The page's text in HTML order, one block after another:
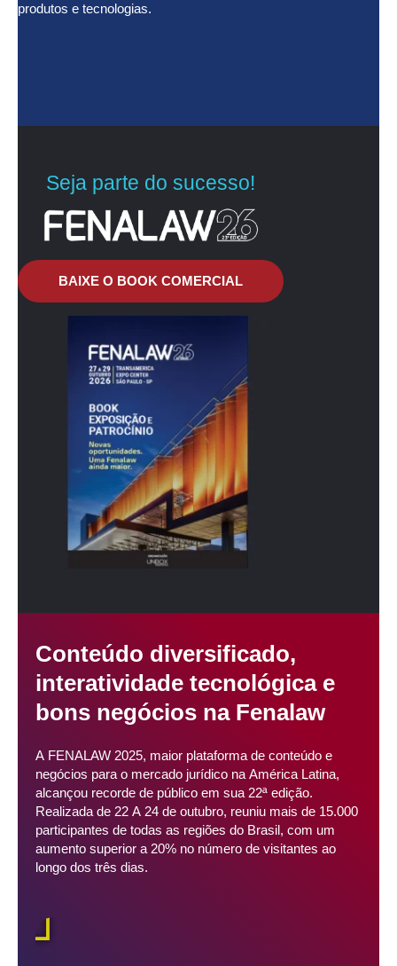
produtos e tecnologias.
Seja parte do sucesso!
BAIXE O BOOK COMERCIAL
Conteúdo diversificado,
interatividade tecnológica e
bons negócios na Fenalaw
A FENALAW 2025, maior plataforma de conteúdo e
negócios para o mercado jurídico na América Latina,
alcançou recorde de público em sua 22ª edição.
Realizada de 22 A 24 de outubro, reuniu mais de 15.000
participantes de todas as regiões do Brasil, com um
aumento superior a 20% no número de visitantes ao
longo dos três dias.